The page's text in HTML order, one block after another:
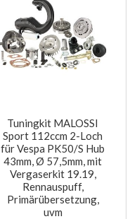
Tuningkit MALOSSI
Sport 112ccm 2-Loch
für Vespa PK50/S Hub
43mm, Ø 57,5mm, mit
Vergaserkit 19.19,
Rennauspuff,
Primärübersetzung,
uvm